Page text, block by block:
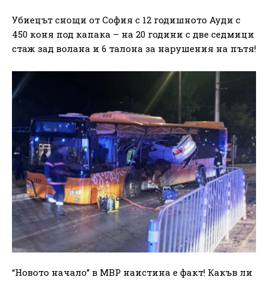
Убиецът снощи от София с 12 годишното Ауди с
450 коня под капака – на 20 години с две седмици
стаж зад волана и 6 талона за нарушения на пътя!
“Новото начало” в МВР наистина е факт! Какъв ли